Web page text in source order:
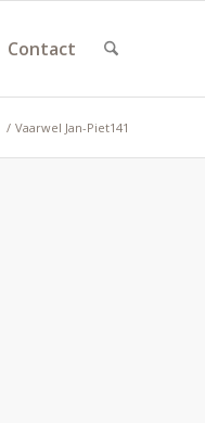
Contact
/ Vaarwel Jan-Piet141